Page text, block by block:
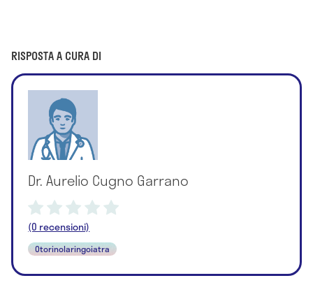
RISPOSTA A CURA DI
Dr. Aurelio Cugno Garrano
(0 recensioni)
Otorinolaringoiatra